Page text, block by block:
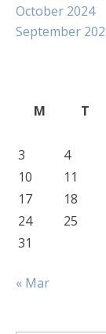
October 2024
September
M
T
3
4
10
11
17
18
24
25
31
« Mar